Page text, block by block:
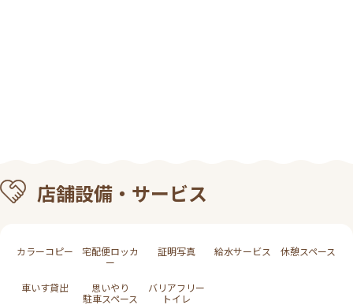
店舗設備・サービス
カラーコピー
宅配便ロッカ
ー
証明写真 給水サービス 休憩スペース
車いす貸出
思いやり
駐車スペース
バリアフリー
トイレ